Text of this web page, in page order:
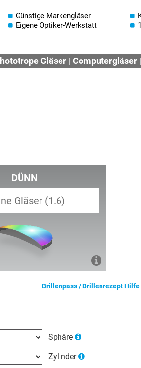
Günstige Markengläser
Eigene Optiker-Werkstatt
Gläser Computergläser
DÜNN
Gläser (1.6)
Brillenpass / Brillenrezept Hilfe
Sphäre
Zylinder